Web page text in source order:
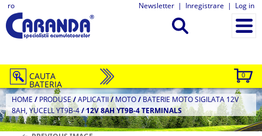
ro Newsletter | Inregistrare | Log in
0
CAUTA
BATERIA
HOME / PRODUSE/APLICATII/MOTO/ BATERIE MOTO SIGILATA 12V
8AH, YUCELL YT9B-4/12V 8AH YT9B-4 TERMINALS